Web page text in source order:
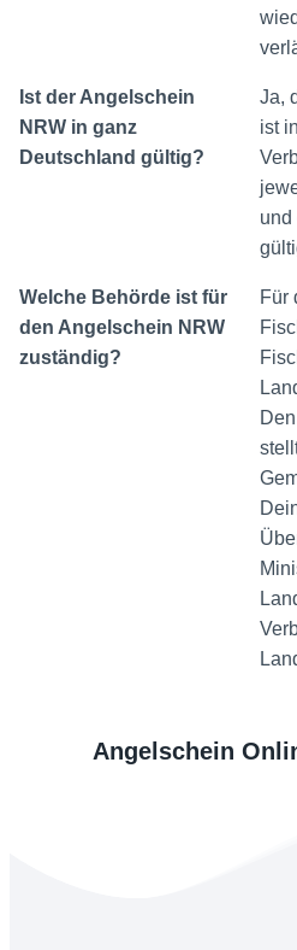
Ist der Angelschein
NRW in ganz
Deutschland gültig?
Ja,
ist
und
Welche Behörde ist für
den Angelschein NRW
zuständig?
Für
Angelschein